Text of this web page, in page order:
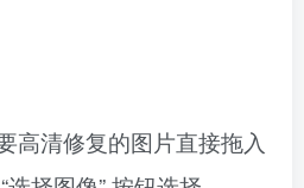
高清修复的图片直接拖入